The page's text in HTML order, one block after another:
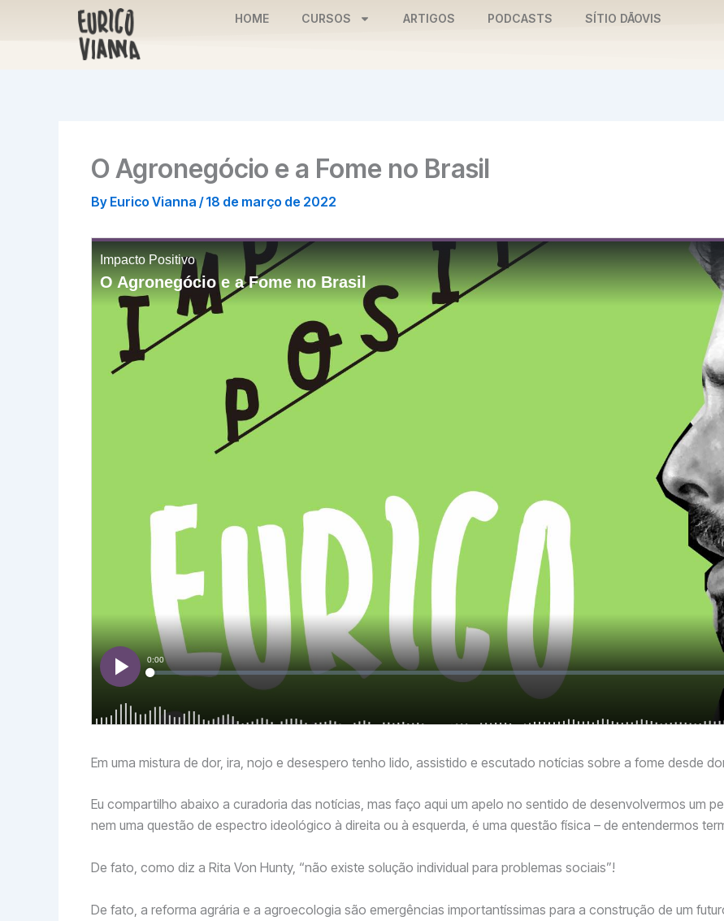
HOME CURSOS ARTIGOS PODCASTS SÍTIO DĀOVIS
O Agronegócio e a Fome no Brasil
By Eurico Vianna /18 de março de 2022
Em uma mistura de dor, ira, nojo e desespero tenho lido, assistido e escutado notícias sobre a fome desde
Eu compartilho abaixo a curadoria das notícias, mas faço aqui um apelo no sentido de desenvolvermos um
nem uma questão de espectro ideológico à direita ou à esquerda, é uma questão física – de entendermos
De fato, como diz a Rita Von Hunty, “não existe solução individual para problemas sociais”!
De fato, a reforma agrária e a agroecologia são emergências importantíssimas para a construção de um